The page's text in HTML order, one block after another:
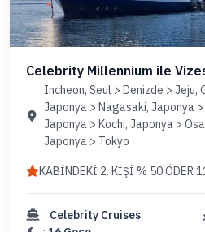
Celebrity Millennium ile
Kore (Uçaklı Paket)
Incheon, Seul > Denizde > Jeju,
Japonya > Nagasaki, Japonya
Japonya > Kochi, Japonya >
Japonya > Tokyo
KABİNDEKİ 2. KİŞİ % 50 ÖDER
: Celebrity Cruises